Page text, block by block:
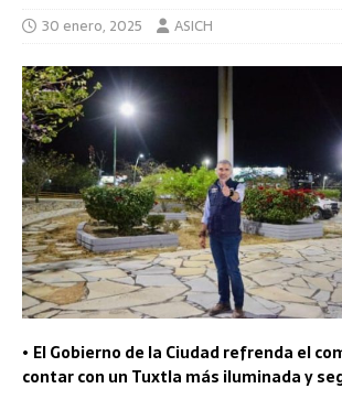
30 enero, 2025 ASICH
• El Gobierno de la Ciudad refrenda el
contar con un Tuxtla más iluminada y